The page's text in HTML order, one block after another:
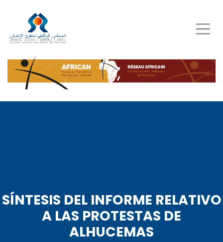
to
main
content
SÍNTESIS DEL INFORME RELATIVO
A LAS PROTESTAS DE
ALHUCEMAS